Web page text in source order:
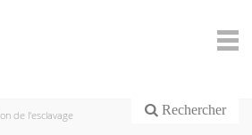
Rechercher
de l'esclavage